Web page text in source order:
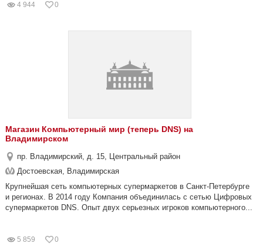
4 944 0
Магазин Компьютерный мир (теперь DNS) на
Владимирском
пр. Владимирский, д. 15, Центральный район
Достоевская, Владимирская
Крупнейшая сеть компьютерных супермаркетов в Санкт-Петербурге
и регионах. В 2014 году Компания объединилась с сетью Цифровых
супермаркетов DNS. Опыт двух серьезных игроков компьютерного...
5 859 0